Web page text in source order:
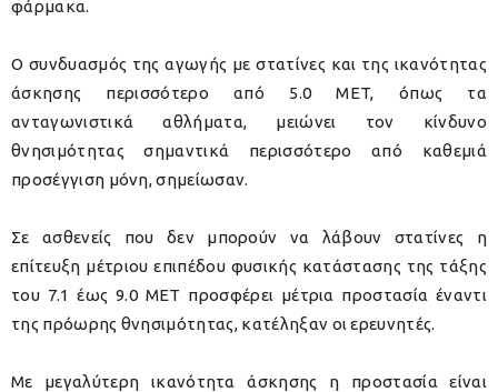
φάρμακα.
Ο συνδυασμός της αγωγής με στατίνες και της ικανότητας
άσκησης περισσότερο από 5.0 MET, όπως τα
ανταγωνιστικά αθλήματα, μειώνει τον κίνδυνο
θνησιμότητας σημαντικά περισσότερο από καθεμιά
προσέγγιση μόνη, σημείωσαν.
Σε ασθενείς που δεν μπορούν να λάβουν στατίνες η
επίτευξη μέτριου επιπέδου φυσικής κατάστασης της τάξης
του 7.1 έως 9.0 MET προσφέρει μέτρια προστασία έναντι
της πρόωρης θνησιμότητας, κατέληξαν οι ερευνητές.
Με μεγαλύτερη ικανότητα άσκησης η προστασία είναι